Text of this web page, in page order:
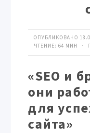
ОПУБЛИКОВАНО
ЧТЕНИЕ: 64 МИН ·
«SEO и
они
для
сайта»